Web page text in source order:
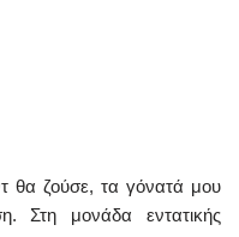
θα ζούσε, τα γόνατά μου
Στη μονάδα εντατικής